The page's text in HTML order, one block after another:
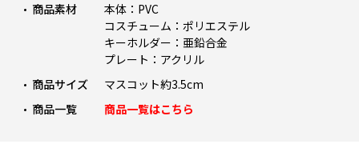
商品素材
本体：PVC
コスチューム：ポリエステル
キーホルダー：亜鉛合金
プレート：アクリル
商品サイズ
マスコット約3.5cm
商品一覧
商品一覧はこちら